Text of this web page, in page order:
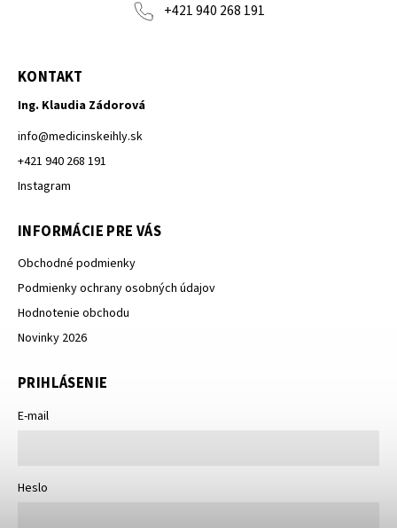
+421 940 268 191
KONTAKT
Ing. Klaudia Zádorová
info@medicinskeihly.sk
+421 940 268 191
Instagram
INFORMÁCIE PRE VÁS
Obchodné podmienky
Podmienky ochrany osobných údajov
Hodnotenie obchodu
Novinky 2026
PRIHLÁSENIE
E-mail
Heslo